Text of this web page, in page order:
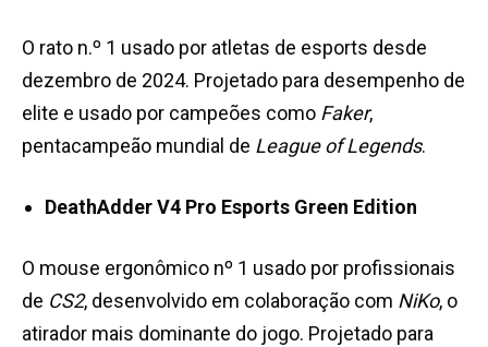
O rato n.º 1 usado por atletas de esports desde
dezembro de 2024. Projetado para desempenho de
elite e usado por campeões como Faker,
pentacampeão mundial de League of Legends.
DeathAdder V4 Pro Esports Green Edition
O mouse ergonômico nº 1 usado por profissionais
de CS2, desenvolvido em colaboração com NiKo, o
atirador mais dominante do jogo. Projetado para